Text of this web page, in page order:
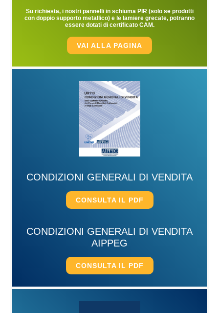
Su richiesta, i nostri pannelli in schiuma PIR (solo se prodotti
con doppio supporto metallico) e le lamiere grecate, potranno
essere dotati di certificato CAM.
VAI ALLA PAGINA
CONDIZIONI GENERALI DI VENDITA
CONSULTA IL PDF
CONDIZIONI GENERALI DI VENDITA
AIPPEG
CONSULTA IL PDF